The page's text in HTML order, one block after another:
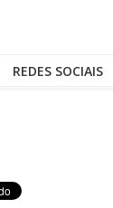
REDES SOCIAIS